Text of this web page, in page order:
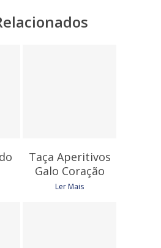
Taça Aperitivos
Galo Coração
Ler Mais